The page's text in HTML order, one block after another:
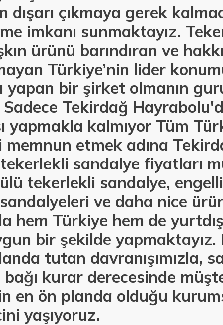
dışarı çıkmaya gerek
imkanı sunmaktayız.
ürünü barındıran ve
Türkiye’nin lider
yapan bir şirket olmanın
Tekirdağ
yapmakla kalmıyor Tüm
etmek adına
sandalye fiyatları
tekerlekli sandalye,
ve daha nice
hem Türkiye hem de
bir şekilde yapmaktayız.
tutan davranışımızla,
kurar derecesinde
en ön planda olduğu
yaşıyoruz.